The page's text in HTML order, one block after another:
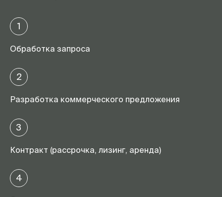
1
Обработка запроса
2
Разработка коммерческого предложения
3
Контракт (рассрочка, лизинг, аренда)
4